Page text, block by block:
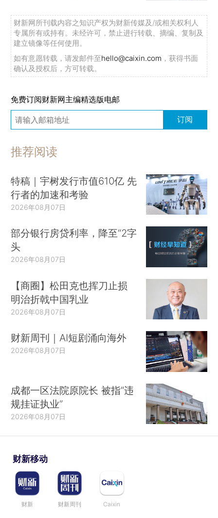
财新网所刊载内容之知识产权为财新传媒及/或相关权利人
专属所有或持有。未经许可，禁止进行转载、摘编、复制及
建立镜像等任何使用。
如有意愿转载，请发邮件至hello@caixin.com ，获得书面
确认及授权后，方可转载。
免费订阅财新网主编精选版电邮
订阅
推荐阅读
特稿｜宇树发行市值610亿 先
行者的加速和考验
2026年08月07日
部分银行房贷利率，降至“2字
头
2026年08月07日
【商圈】松田克也挥刀止损
明治折戟中国乳业
2026年08月07日
财新周刊｜AI短剧涌向海外
2026年08月07日
成都一区法院原院长 被指“违
规挂证执业”
2026年08月07日
财新移动
财新 财新周刊 Caixin